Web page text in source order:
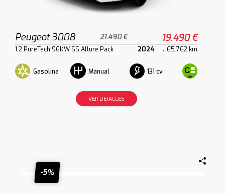
Peugeot 3008 21.490 € 19.490 €
1.2 PureTech 96KW SS Allure Pack 2024 65.762 km
Gasolina Manual 131 cv
VER DETALLES
-5%